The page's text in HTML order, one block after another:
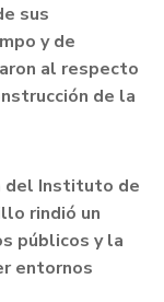
sus
y de
al respecto
de la
del Instituto de
rindió un
públicos y la
entornos